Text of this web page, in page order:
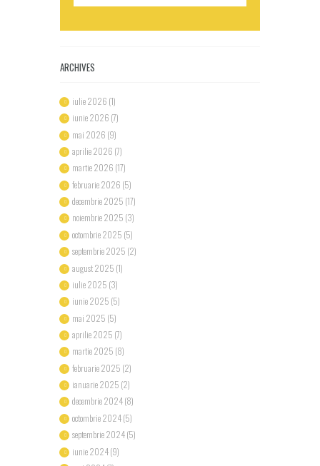
ARCHIVES
iulie2026 (1)
iunie2026 (7)
mai 2026 (9)
aprilie2026 (7)
martie2026 (17)
februarie2026 (5)
decembrie2025 (17)
noiembrie2025 (3)
octombrie2025 (5)
septembrie2025 (2)
august2025 (1)
iulie2025 (3)
iunie2025 (5)
mai 2025 (5)
aprilie2025 (7)
martie2025 (8)
februarie2025 (2)
ianuarie2025 (2)
decembrie2024(8)
octombrie2024(5)
septembrie2024(5)
iunie2024(9)